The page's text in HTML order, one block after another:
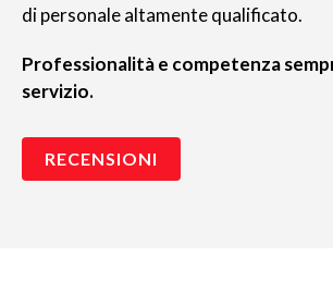
di personale altamente qualificato.
Professionalità e competenza
servizio.
RECENSIONI